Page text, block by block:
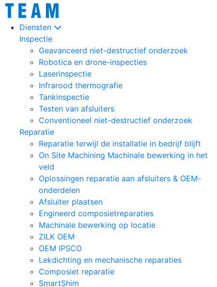
Diensten
Inspectie
Geavanceerd niet-destructief onderzoek
Robotica en drone-inspecties
Laserinspectie
Infrarood thermografie
Tankinspectie
Testen van afsluiters
Conventioneel niet-destructief onderzoek
Reparatie
Reparatie terwijl de installatie in bedrijf blijft
On Site Machining Machinale bewerking in het
veld
Oplossingen reparatie aan afsluiters & OEM-
onderdelen
Afsluiter plaatsen
Engineerd composietreparaties
Machinale bewerking op locatie
ZILK OEM
OEM IPSCO
Lekdichting en mechanische reparaties
Composiet reparatie
SmartShim